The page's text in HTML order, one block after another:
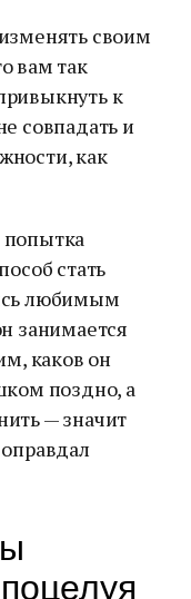
своим
вам так
к
совпадать и
как
стать
любимым
занимается
каков он
поздно, а
— значит